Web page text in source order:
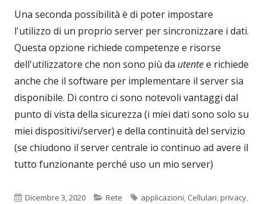
Una seconda possibilità è di poter impostare
l'utilizzo di un proprio server per sincronizzare i dati.
Questa opzione richiede competenze e risorse
dell'utilizzatore che non sono più da utentee richiede
anche che il software per implementare il server sia
disponibile. Di contro ci sono notevoli vantaggi dal
punto di vista della sicurezza (i miei dati sono solo su
miei dispositivi/server) e della continuità del servizio
(se chiudono il server centrale io continuo ad avere il
tutto funzionante perché uso un mio server)
Pubblicato
Dicembre 3, 2020 Categorie
Rete Tag
applicazioni, Cellulari,privacy,